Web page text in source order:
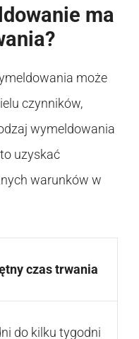
ma
może
czynników,
wymeldowania
uzyskać
warunków w
czas trwania
do kilku tygodni